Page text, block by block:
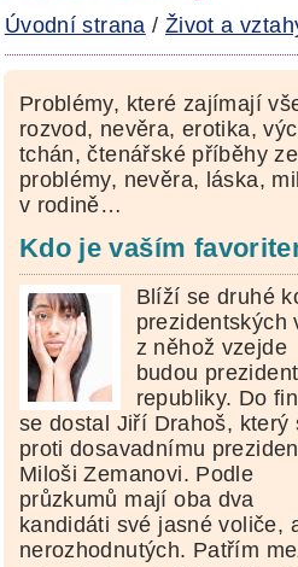
Úvodní strana / Život a
Problémy, které zajímají
rozvod, nevěra, erotika,
tchán, čtenářské příběhy
problémy, nevěra, láska,
v rodině…
Kdo je vaším
Blíží se druhé
prezidentských
z něhož vzejde
budou
republiky. Do
se dostal Jiří Drahoš, který
proti dosavadnímu
Miloši Zemanovi. Podle
průzkumů mají oba dva
kandidáti své jasné voliče,
nerozhodnutých. Patřím